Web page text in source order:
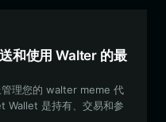
和使用 Walter 的最
管理您的 walter meme 代
Wallet 是持有、交易和参